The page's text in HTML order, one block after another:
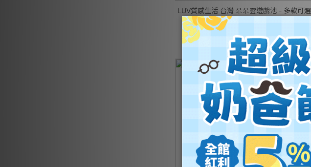
LUV質感生活 台灣 朵朵雲遊戲池 - 多款可選
NT$955 ~ NT$3,890